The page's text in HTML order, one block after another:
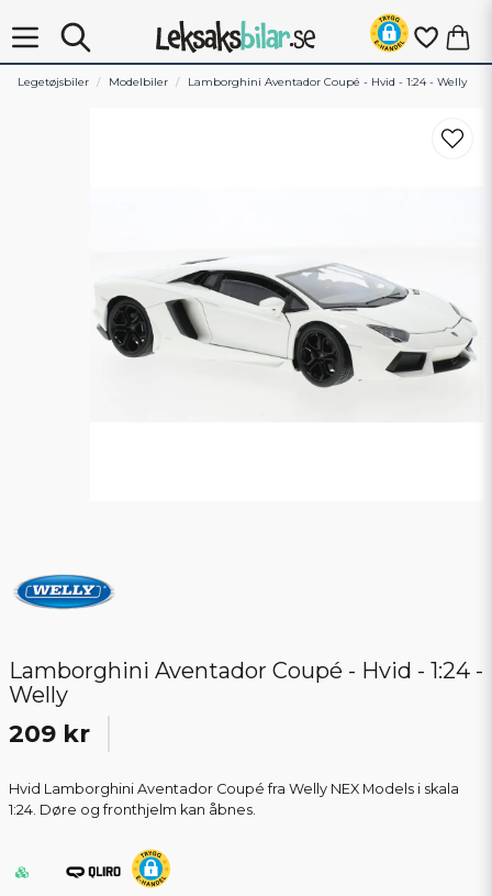
Legetøjsbiler Modelbiler Lamborghini Aventador Coupé - Hvid - 1:24 - Welly
Lamborghini Aventador Coupé - Hvid - 1:24 -
Welly
209 kr
Hvid Lamborghini Aventador Coupé fra Welly NEX Models i skala
1:24. Døre og fronthjelm kan åbnes.